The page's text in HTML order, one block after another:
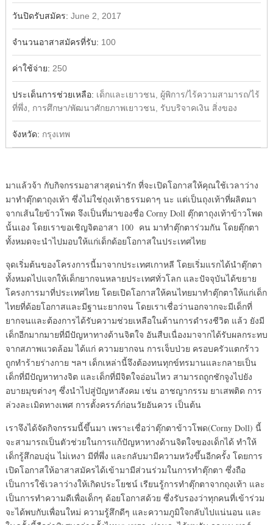
วันปิดรับสมัคร: June 2, 2017
จำนวนอาสาสมัครที่รับ: 100
ค่าใช้จ่าย: 250
ประเด็นการช่วยเหลือ: เด็กและเยาวชน, ผู้พิการ/ไร้ความสามารถ/ไร้
ที่พึ่ง, การศึกษา/พัฒนาศักยภาพเยาวชน, รับบริจาคเงิน สิ่งของ
จังหวัด: กรุงเทพ
มาแล้วจ้า กับกิจกรรมอาสาสุดน่ารัก ที่จะเปิดโอกาสให้คุณใช้เวลาว่าง
มาทำตุ๊กตาถุงเท้า ซึ่งไม่ใช่ถุงเท้าธรรมดาๆ นะ แต่เป็นถุงเท้าที่ผลิตมา
จากเส้นใยข้าวโพด จึงเป็นที่มาของชื่อ Corny Doll ตุ๊กตาถุงเท้าข้าวโพด
นั้นเอง โดยเราขอเชิญจิตอาสา 100 คน มาทำตุ๊กตาร่วมกัน โดยตุ๊กตา
ทั้งหมดจะนำไปมอบให้แก่เด็กด้อยโอกาสในประเทศไทย
จุดเริ่มต้นของโครงการนี้มาจากประเทศเกาหลี โดยเริ่มแรกได้นำตุ๊กตา
ทั้งหมดไปแจกให้เด็กยากจนหลายประเทศทั่วโลก และปัจจุบันได้ขยาย
โครงการมาที่ประเทศไทย โดยเปิดโอกาสให้คนไทยมาทำตุ๊กตาให้แก่เด็ก
ไทยที่ด้อยโอกาสและมีฐานะยากจน โดยเราเชื่อว่านอกจากจะมีเด็กที่
ยากจนและต้องการได้รับความช่วยเหลือในด้านการดำรงชีวิต แล้ว ยังมี
เด็กอีกมากมายที่มีปัญหาทางด้านจิตใจ อันสืบเนื่องมาจากได้รับผลกระทบ
จากสภาพแวดล้อม ได้แก่ ความยากจน การเจ็บป่วย ครอบครัวแตกร้าว
ถูกทำร้ายร่างกาย ฯลฯ เด็กเหล่านี้จึงต้องทนทุกข์ทรมานและกลายเป็น
เด็กที่มีปัญหาทางจิต และเด็กที่มีจิตใจอ่อนไหว สามารถถูกชักจูงไปยัง
อบายมุขต่างๆ ซึ่งนำไปสู่ปัญหาสังคม เช่น อาชญากรรม ยาเสพติด การ
ล่วงละเมิดทางเพศ การตั้งครรภ์ก่อนวัยอันควร เป็นต้น
เราจึงได้จัดกิจกรรมนี้ขึ้นมา เพราะเชื่อว่าตุ๊กตาข้าวโพด(Corny Doll) นี้
จะสามารถเป็นตัวช่วยในการแก้ปัญหาทางด้านจิตใจของเด็กได้ ทำให้
เด็กรู้สึกอบอุ่น ไม่เหงา มีที่พึ่ง และกลับมามีความหวังขึ้นอีกครั้ง โดยการ
เปิดโอกาสให้อาสาสมัครได้เข้ามามีส่วนร่วมในการทำตุ๊กตา ซึ่งถือ
เป็นการใช้เวลาว่างให้เกิดประโยชน์ เรียนรู้การทำตุ๊กตาจากถุงเท้า และ
เป็นการทำความดีเพื่อเด็กๆ ด้อยโอกาสด้วย ซึ่งรับรองว่าทุกคนที่เข้าร่วม
จะได้พบกับเพื่อนใหม่ ความรู้สึกดีๆ และความภูมิใจกลับไปแน่นอน และ